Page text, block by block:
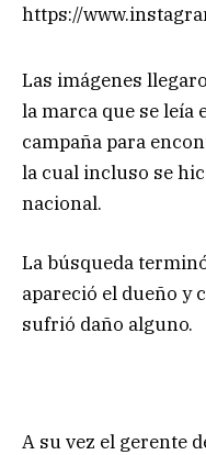
https://
Las imágenes
la marca que se leía
campaña para
la cual incluso se
nacional.
La búsqueda
apareció el dueño y
sufrió daño alguno.
A su vez el gerente